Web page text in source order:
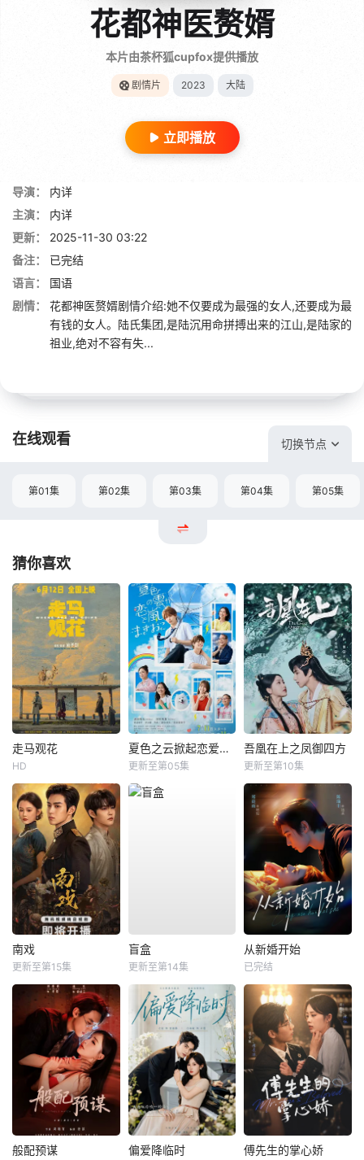
花都神医赘婿
本片由茶杯狐cupfox提供播放
剧情片 2023 大陆
立即播放
导演：
内详
主演：
内详
更新：
2025-11-30 03:22
备注：
已完结
语言：
国语
剧情：
花都神医赘婿剧情介绍:她不仅要成为最强的女人,还要成为最
有钱的女人。陆氏集团,是陆沉用命拼搏出来的江山,是陆家的
祖业,绝对不容有失...
在线观看 切换节点
第01集 第02集 第03集 第04集 第05集
猜你喜欢
走马观花
HD
夏色之云掀起恋爱与风暴
更新至第05集
吾凰在上之凤御四方
更新至第10集
南戏
更新至第15集
盲盒
更新至第14集
从新婚开始
已完结
般配预谋 偏爱降临时 傅先生的掌心娇